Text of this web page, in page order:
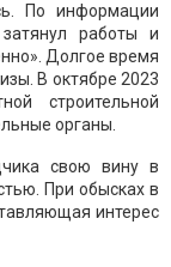
По информации
работы и
Долгое время
В октябре 2023
строительной
органы.
свою вину в
При обысках в
интерес